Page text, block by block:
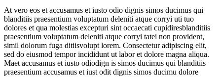
At vero eos et accusamus et iusto odio dignis simos ducimus qui
blanditiis praesentium voluptatum deleniti atque corryi uti tuo
dolores et qua molestias excepturi sint occaecati cupidiresblanditiis
praesentium voluptatum deleniti atque corryi tatei non provident,
simil dolorum fuga ditiisvolupt lorem. Consectetur adipiscing elit,
sed do eiusmod tempor incididunt ut labor et dolore magna aliqua.
Maet accusamus et iusto odiodign is simos ducimus qui blanditiis
praesentium accusamus et iust odit dignis simos ducimu dolore